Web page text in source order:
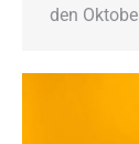
den